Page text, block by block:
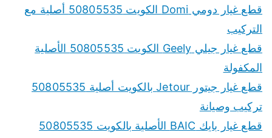
قطع غيار دومي Domi الكويت 50805535 أصلية مع
التركيب
قطع غيار جيلي Geely الكويت 50805535 الأصلية
المكفولة
قطع غيار جيتور Jetour بالكويت أصلية 50805535
تركيب وصيانة
قطع غيار بايك BAIC الأصلية بالكويت 50805535